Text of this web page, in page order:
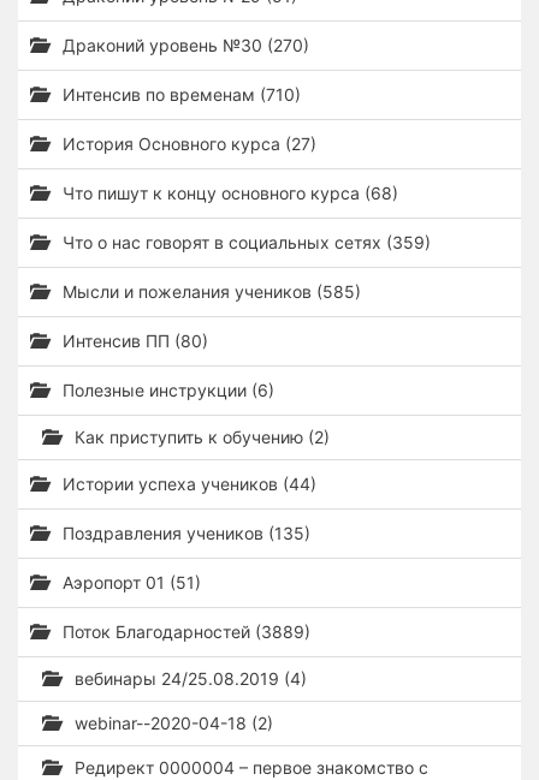
Драконий уровень №30 (270)
Интенсив по временам (710)
История Основного курса (27)
Что пишут к концу основного курса (68)
Что о нас говорят в социальных сетях (359)
Мысли и пожелания учеников (585)
Интенсив ПП (80)
Полезные инструкции (6)
Как приступить к обучению (2)
Истории успеха учеников (44)
Поздравления учеников (135)
Аэропорт 01 (51)
Поток Благодарностей (3889)
вебинары 24/25.08.2019 (4)
webinar--2020-04-18 (2)
Редирект 0000004 – первое знакомство с